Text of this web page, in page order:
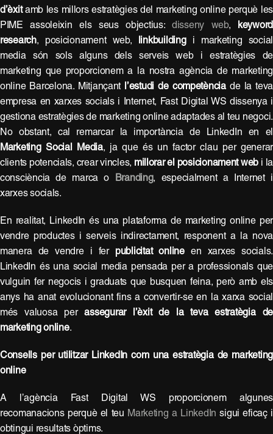
d’èxitamb les millors estratègies del marketing online perquè les
PIME assoleixin els seus objectius: disseny web,
keyword
research, posicionament web, linkbuilding
i marketing social
media són sols alguns dels serveis web i estratègies de
marketing que proporcionem a la nostra agència de marketing
online Barcelona. Mitjançant
l’estudi de competènciade la teva
empresa en xarxes socials i Internet, Fast Digital WS dissenya i
gestiona estratègies de marketing online adaptades al teu negoci.
No obstant, cal remarcar la importància de LinkedIn en el
Marketing Social Media, ja que és un factor clau per generar
clients potencials, crear vincles, millorar el posicionament web i la
consciència de marca o
Branding, especialment a Internet i
xarxes socials.
En realitat, LinkedIn és una plataforma de marketing online per
vendre productes i serveis indirectament, responent a la nova
manera de vendre i fer
publicitat onlineen xarxes socials.
LinkedIn és una social media pensada per a professionals que
vulguin fer negocis i graduats que busquen feina, però amb els
anys ha anat evolucionant fins a convertir-se en la xarxa social
més valuosa perassegurar l’èxit de la teva estratègia de
marketing online.
Consells per utilitzar LinkedIn com una estratègia de marketing
online
A l’agència Fast Digital WS proporcionem algunes
recomanacions perquè el teu
Marketing a LinkedIn sigui eficaç i
obtingui resultats òptims.